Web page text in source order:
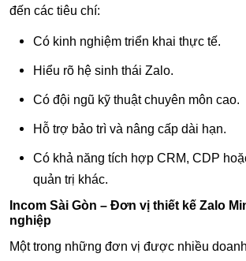
đến các tiêu chí:
Có kinh nghiệm triển khai thực tế.
Hiểu rõ hệ sinh thái Zalo.
Có đội ngũ kỹ thuật chuyên môn cao.
Hỗ trợ bảo trì và nâng cấp dài hạn.
Có khả năng tích hợp CRM, CDP
quản trị khác.
Incom Sài Gòn – Đơn vị thiết kế Zalo
nghiệp
Một trong những đơn vị được nhiều